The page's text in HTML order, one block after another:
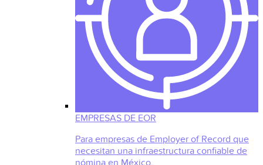
EMPRESAS DE EOR
Para empresas de Employer of Record que
necesitan una infraestructura confiable de